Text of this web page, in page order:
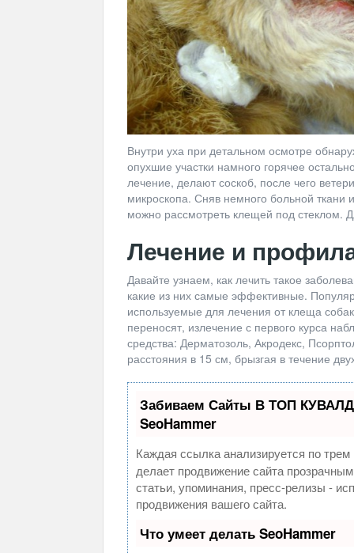
Внутри уха при детальном осмотре
опухшие участки намного горячее
лечение, делают соскоб, после чего
микроскопа. Сняв немного больной
можно рассмотреть клещей под стеклом.
Лечение и
Давайте узнаем, как лечить такое
какие из них самые эффективные.
используемые для лечения от клеща
переносят, излечение с первого курса
средства: Дерматозоль, Акродекс,
расстояния в 15 см, брызгая в течение
Забиваем Сайты В ТОП
SeoHammer
Каждая ссылка анализируется по
делает продвижение сайта
статьи, упоминания, пресс-релизы -
продвижения вашего сайта.
Что умеет делать SeoHammer